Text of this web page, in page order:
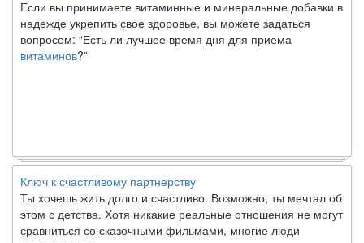
надежде укрепить свое здоровье, вы можете задаться
вопросом: “Есть ли лучшее время дня для приема
витаминов ?”
Ключ к счастливому партнерству
Ты хочешь жить долго и счастливо. Возможно, ты мечтал об
этом с детства. Хотя никакие реальные отношения не могут
сравниться со сказочными фильмами, многие люди
наслаждаются...